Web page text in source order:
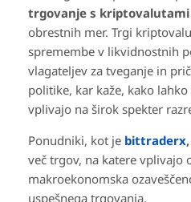
trgovanje s kriptovalutami
obrestnih mer. Trgi
spremembe v likvidnostnih
vlagateljev za tveganje in
politike, kar kaže, kako
vplivajo na širok spekter
Ponudniki, kot je bittraderx,
več trgov, na katere vplivajo
makroekonomska
uspešnega trgovanja.